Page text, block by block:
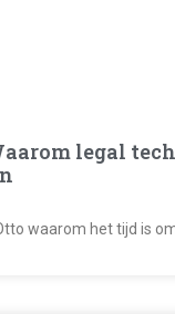
legal
waarom het tijd is